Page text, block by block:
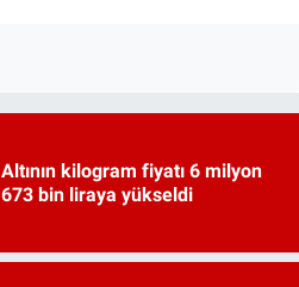
Altının kilogram fiyatı 6 milyon
673 bin liraya yükseldi